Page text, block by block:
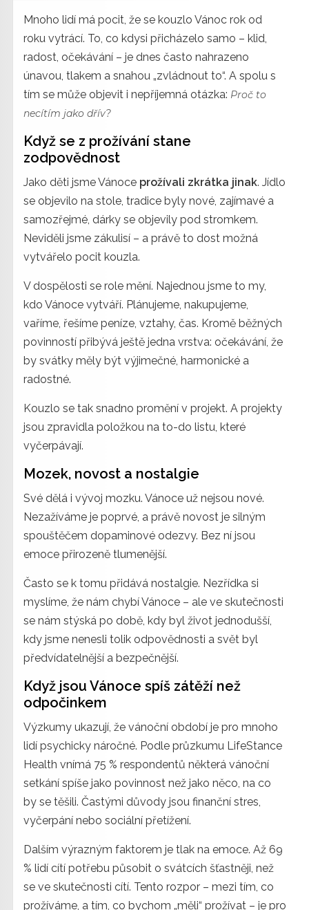
Mnoho lidí má pocit, že se kouzlo Vánoc rok od
roku vytrácí. To, co kdysi přicházelo samo – klid,
radost, očekávání – je dnes často nahrazeno
únavou, tlakem a snahou „zvládnout to“. A spolu s
tím se může objevit i nepříjemná otázka: Proč to
necítím jako dřív?
Když se z prožívání stane
zodpovědnost
Jako děti jsme Vánoce prožívali zkrátka jinak. Jídlo
se objevilo na stole, tradice byly nové, zajímavé a
samozřejmé, dárky se objevily pod stromkem.
Neviděli jsme zákulisí – a právě to dost možná
vytvářelo pocit kouzla.
V dospělosti se role mění. Najednou jsme to my,
kdo Vánoce vytváří. Plánujeme, nakupujeme,
vaříme, řešíme peníze, vztahy, čas. Kromě běžných
povinností přibývá ještě jedna vrstva: očekávání, že
by svátky měly být výjimečné, harmonické a
radostné.
Kouzlo se tak snadno promění v projekt. A projekty
jsou zpravidla položkou na to-do listu, které
vyčerpávají.
Mozek, novost a nostalgie
Své dělá i vývoj mozku. Vánoce už nejsou nové.
Nezažíváme je poprvé, a právě novost je silným
spouštěčem dopaminové odezvy. Bez ní jsou
emoce přirozeně tlumenější.
Často se k tomu přidává nostalgie. Nezřídka si
myslíme, že nám chybí Vánoce – ale ve skutečnosti
se nám stýská po době, kdy byl život jednodušší,
kdy jsme nenesli tolik odpovědnosti a svět byl
předvídatelnější a bezpečnější.
Když jsou Vánoce spíš zátěží než
odpočinkem
Výzkumy ukazují, že vánoční období je pro mnoho
lidí psychicky náročné. Podle průzkumu LifeStance
Health vnímá 75 % respondentů některá vánoční
setkání spíše jako povinnost než jako něco, na co
by se těšili. Častými důvody jsou finanční stres,
vyčerpání nebo sociální přetížení.
Dalším výrazným faktorem je tlak na emoce. Až 69
% lidí cítí potřebu působit o svátcích šťastněji, než
se ve skutečnosti cítí. Tento rozpor – mezi tím, co
prožíváme, a tím, co bychom „měli“ prožívat – je pro